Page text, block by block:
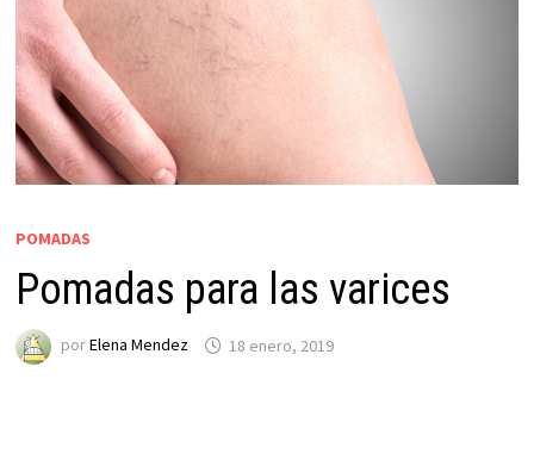
POMADAS
Pomadas para las varices
porElena Mendez 18 enero, 2019